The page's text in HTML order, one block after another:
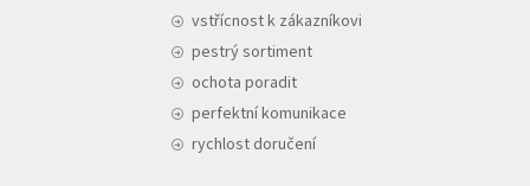
vstřícnost k zákazníkovi
pestrý sortiment
ochota poradit
perfektní komunikace
rychlost doručení